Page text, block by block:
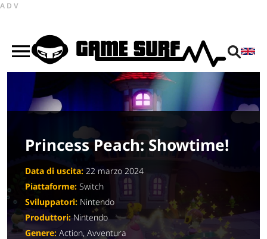
ADV
Princess Peach: Showtime!
Data di uscita: 22 marzo 2024
Piattaforme: Switch
Sviluppatori: Nintendo
Produttori:Nintendo
Genere: Action, Avventura